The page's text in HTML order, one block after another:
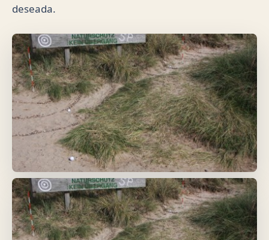
deseada.